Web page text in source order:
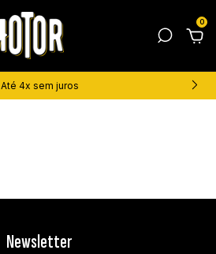
0
Até 4x sem juros
Newsletter